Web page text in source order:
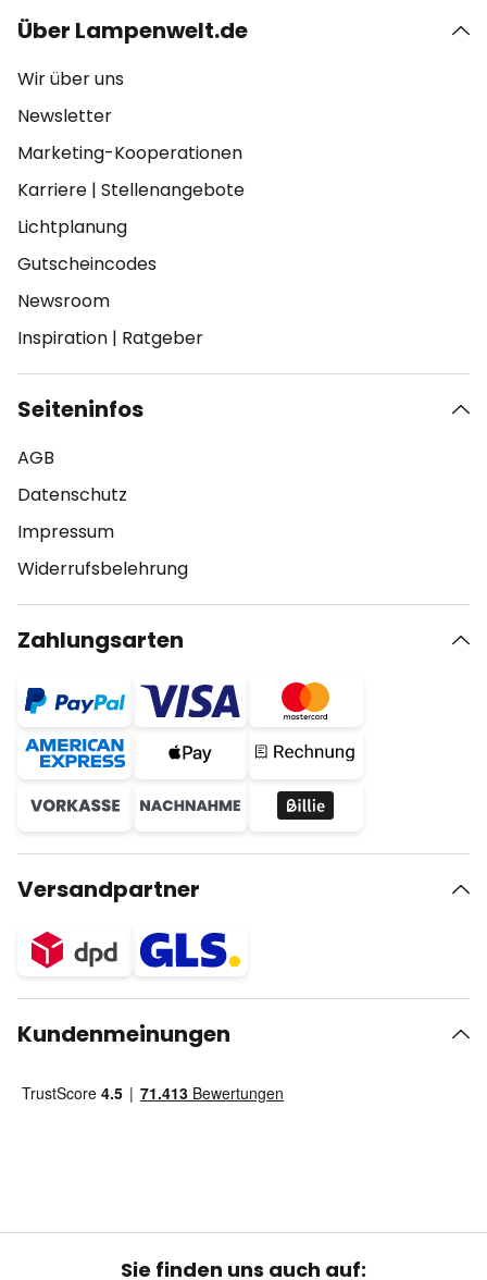
Über Lampenwelt.de
Wir über uns
Newsletter
Marketing-Kooperationen
Karriere | Stellenangebote
Lichtplanung
Gutscheincodes
Newsroom
Inspiration | Ratgeber
Seiteninfos
AGB
Datenschutz
Impressum
Widerrufsbelehrung
Zahlungsarten
Versandpartner
Kundenmeinungen
Sie finden uns auch auf: